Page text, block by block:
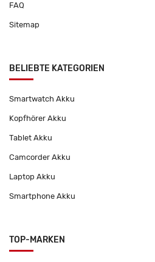
FAQ
Sitemap
BELIEBTE KATEGORIEN
Smartwatch Akku
Kopfhörer Akku
Tablet Akku
Camcorder Akku
Laptop Akku
Smartphone Akku
TOP-MARKEN